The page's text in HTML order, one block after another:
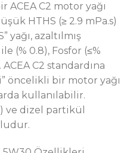
ACEA C2 motor yağı
HTHS (≥ 2.9 mPa.s)
yağı, azaltılmış
(% 0.8), Fosfor (≤%
C2 standardına
öncelikli bir motor yağı
kullanılabilir.
ve dizel partikül